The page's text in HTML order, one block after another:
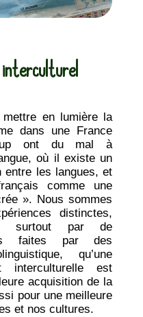
en lumière la
dans une France
ont du mal à
où il existe un
entre les langues, et
comme une
». Nous sommes
distinctes,
surtout par de
faites par des
qu’une
interculturelle est
acquisition de la
pour une meilleure
et nos cultures.